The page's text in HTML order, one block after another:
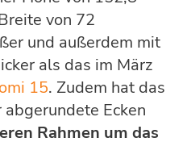
von 72
und außerdem mit
als das im März
15. Zudem hat das
Ecken
Rahmen um das